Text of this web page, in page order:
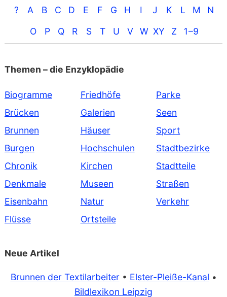
? A B C D E F G H I J K L M
N
O
P Q R S T U V W XY Z 1–9
Themen – die Enzyklo­pädie
Biogramme
Brücken
Brunnen
Burgen
Chronik
Denkmale
Eisenbahn
Flüsse
Friedhöfe
Galerien
Häuser
Hochschulen
Kirchen
Museen
Natur
Ortsteile
Parke
Seen
Sport
Stadtbezirke
Stadtteile
Straßen
Verkehr
Neue Artikel
Brunnen der Textilarbeiter• Elster-Pleiße-Kanal •
Bildlexikon Leipzig